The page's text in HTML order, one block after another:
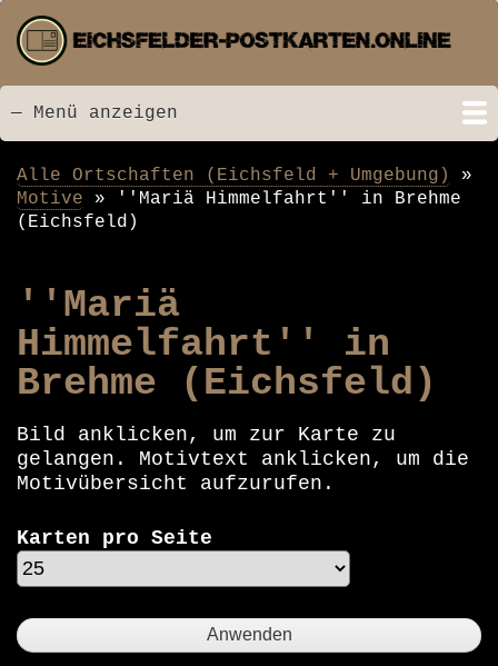
zum
Inhalt
Menü
— Menü anzeigen
Startseite
Neu hinzugefügt
Postkarten
Bildarchiv
Videos
Suche
Kontakt
Links
Spende
Pfadnavigation
Alle Ortschaften (Eichsfeld + Umgebung)
Motive
''Mariä Himmelfahrt'' in Brehme
(Eichsfeld)
''Mariä
Himmelfahrt'' in
Brehme (Eichsfeld)
Bild anklicken, um zur Karte zu
gelangen. Motivtext anklicken, um die
Motivübersicht aufzurufen.
Karten pro Seite